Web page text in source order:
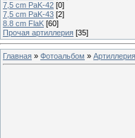
7,5 cm PaK-42 [0]
7,5 cm PaK-43 [2]
8.8 cm FlaK [60]
Прочая артиллерия [35]
Главная » Фотоальбом » Артиллерия